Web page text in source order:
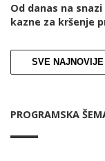
Od danas na
kazne za kršenje
SVE NAJNOVIJE
PROGRAMSKA